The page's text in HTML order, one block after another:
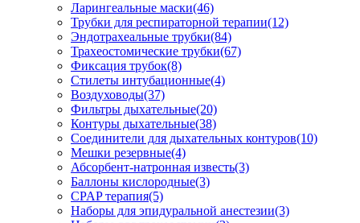
Ларингеальные маски(46)
Трубки для респираторной терапии(12)
Эндотрахеальные трубки(84)
Трахеостомические трубки(67)
Фиксация трубок(8)
Стилеты интубационные(4)
Воздуховоды(37)
Фильтры дыхательные(20)
Контуры дыхательные(38)
Соединители для дыхательных контуров(10)
Мешки резервные(4)
Абсорбент-натронная известь(3)
Баллоны кислородные(3)
CPAP терапия(5)
Наборы для эпидуральной анестезии(3)